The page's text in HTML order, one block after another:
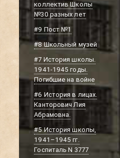
коллектив Школы
№30 разных лет
#9 Пост №1
#8 Школьный музей
#7 История школы.
1941-1945 годы.
Погибшие на войне
#6 История в лицах.
Канторович Лия
Абрамовна.
#5 История школы,
1941–1945 гг.
Госпиталь N 3777